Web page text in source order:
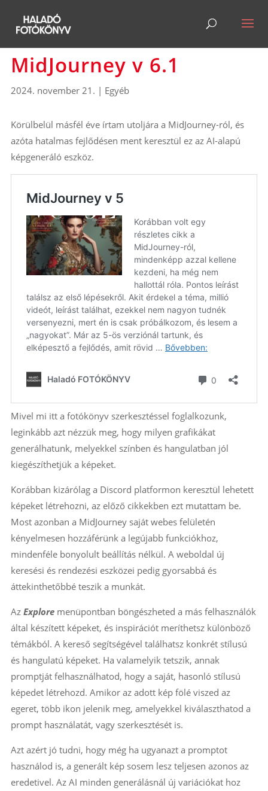
MidJourney v 6.1
2024. november 21. | Egyéb
Körülbelül másfél éve írtam utoljára a MidJourney-ról, és
azóta hatalmas fejlődésen ment keresztül ez az AI-alapú
képgeneráló eszköz.
Mivel mi itt a fotókönyv szerkesztéssel foglalkozunk,
leginkább azt nézzük meg, hogy milyen grafikákat
generálhatunk, melyekkel színben és hangulatban jól
kiegészíthetjük a képeket.
Korábban kizárólag a Discord platformon keresztül lehetett
képeket létrehozni, az előző cikkekben ezt mutattam be.
Most azonban a MidJourney saját webes felületén
kényelmesen hozzáférünk a legújabb funkciókhoz,
mindenféle bonyolult beállítás nélkül. A weboldal új
keresési és rendezési eszközei pedig gyorsabbá és
áttekinthetőbbé teszik a munkát.
Az Exploremenüpontban böngészheted a más felhasználók
által készített képeket, és inspirációt meríthetsz különböző
témákból. A kereső segítségével találhatsz konkrét stílusú
és hangulatú képeket. Ha valamelyik tetszik, annak
promptját felhasználhatod, hogy a saját, hasonló stílusú
képedet létrehozd. Amikor az adott kép fölé viszed az
egeret, több ikon jelenik meg, amelyekkel kiválaszthatod a
prompt használatát, vagy szerkesztését is.
Azt azért jó tudni, hogy még ha ugyanazt a promptot
használod is, a generált kép sosem lesz teljesen azonos az
eredetivel. Az AI minden generálásnál új variációkat hoz